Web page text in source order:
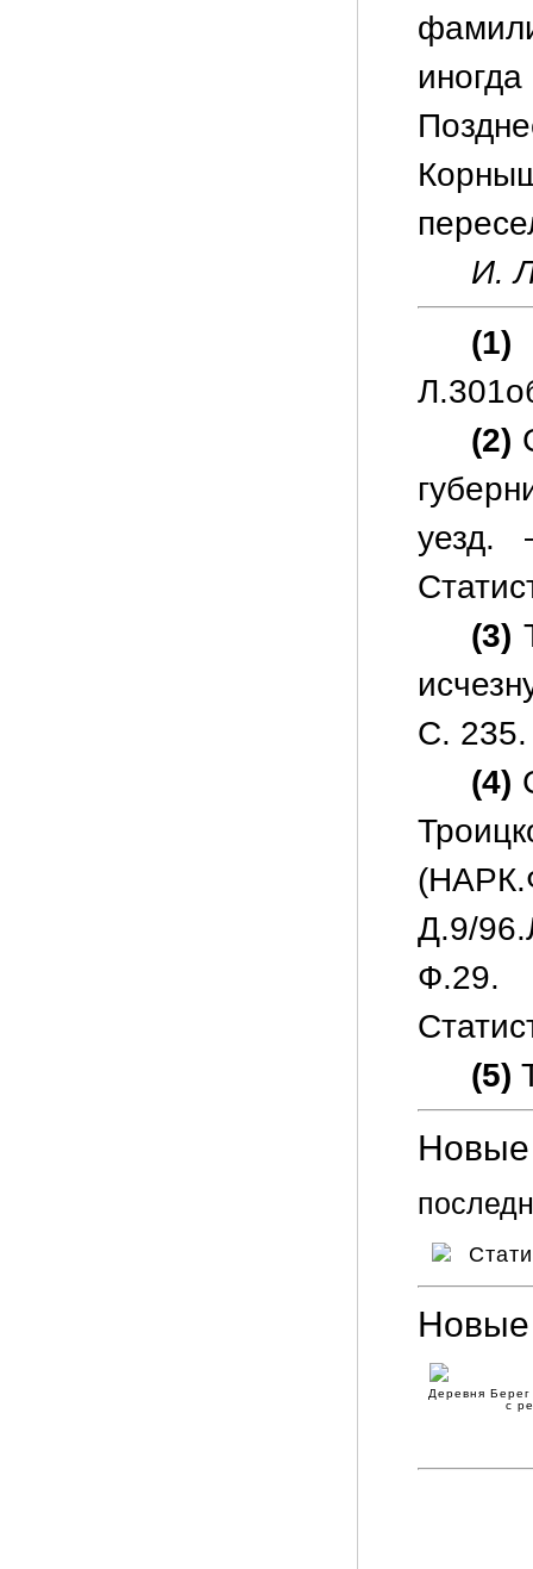
И.
(1)
(2)
уезд.
(3)
С. 235.
(4)
Д.9/
Ф.29.
(5)
Деревня
с